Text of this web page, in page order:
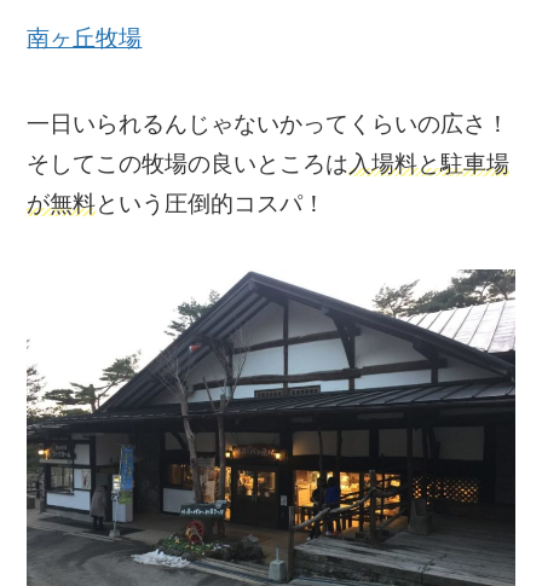
南ヶ丘牧場
一日いられるんじゃないかってくらいの広さ！
そしてこの牧場の良いところは入場料と駐車場
が無料という圧倒的コスパ！